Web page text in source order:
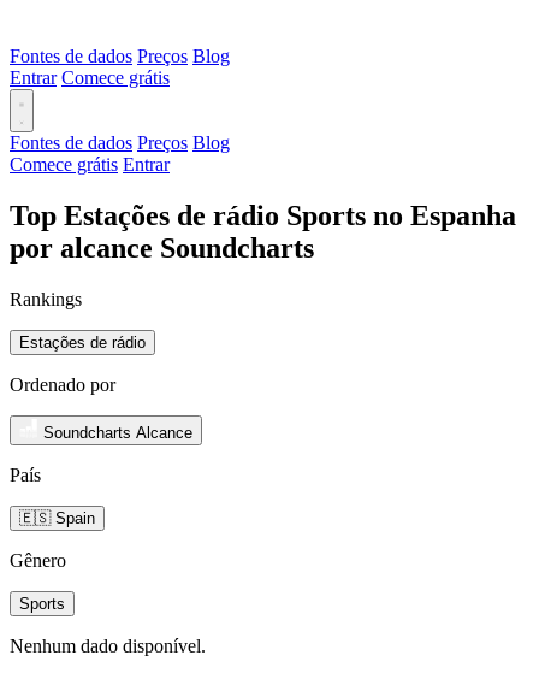
Fontes de dados Preços Blog
Entrar Comece grátis
Fontes de dados Preços Blog
Comece grátis Entrar
Top Estações de rádio Sports no Espanha
por alcance Soundcharts
Rankings
Estações de rádio
Ordenado por
Soundcharts Alcance
País
🇪🇸 Spain
Gênero
Sports
Nenhum dado disponível.